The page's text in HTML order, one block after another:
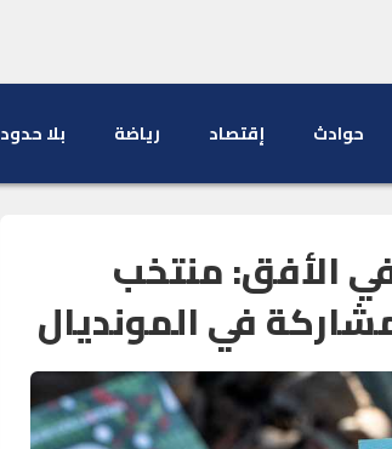
حوادث إقتصاد رياضة بلا حدود
الأفق: منتخب
في المونديال